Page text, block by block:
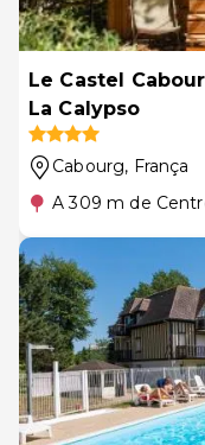
Le Castel
La Calypso
Cabourg, França
A 309 m de